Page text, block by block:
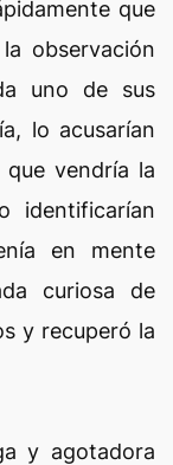
que
observación
uno de sus
lo acusarían
vendría la
identificarían
en mente
curiosa de
y recuperó la
y agotadora